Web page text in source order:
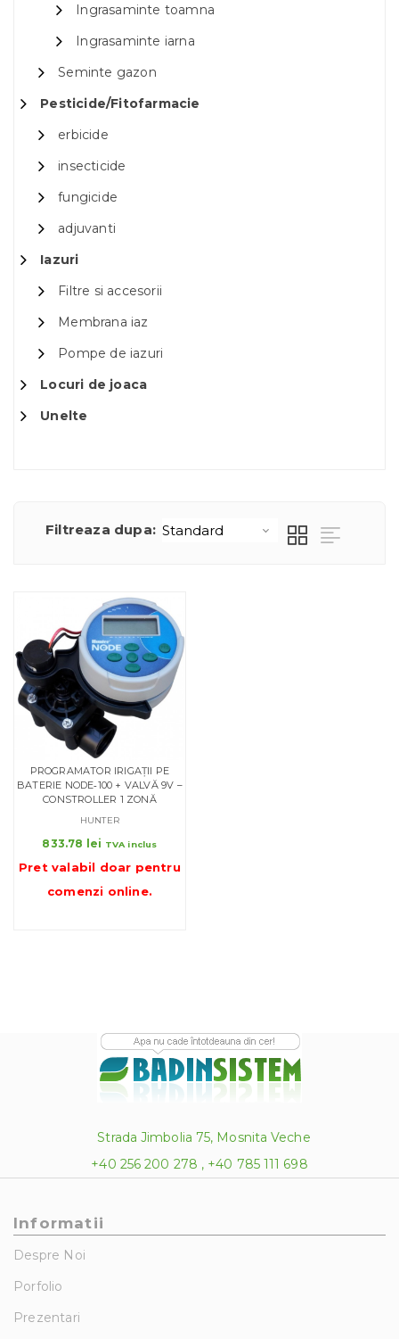
Ingrasaminte toamna
Ingrasaminte iarna
Seminte gazon
Pesticide/Fitofarmacie
erbicide
insecticide
fungicide
adjuvanti
Iazuri
Filtre si accesorii
Membrana iaz
Pompe de iazuri
Locuri de joaca
Unelte
Filtreaza dupa:
PROGRAMATOR IRIGAȚII PE
BATERIE NODE‑100 + VALVĂ 9V –
CONSTROLLER 1 ZONĂ
HUNTER
833.78 lei TVA inclus
Pret valabil doar pentru
comenzi online.
Strada Jimbolia 75, Mosnita Veche
+40 256 200 278 , +40 785 111 698
Informatii
Despre Noi
Porfolio
Prezentari